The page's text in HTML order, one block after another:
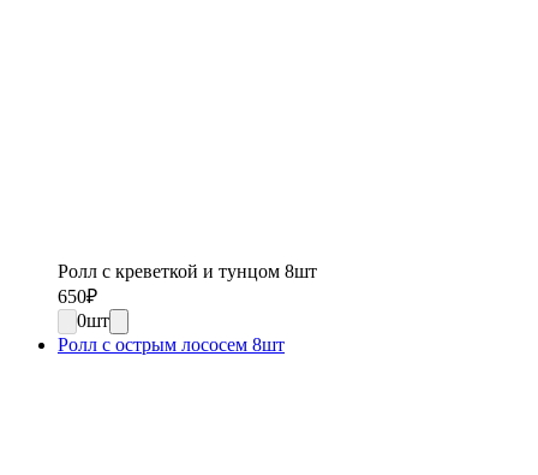
Ролл с креветкой и тунцом 8шт
650₽
0шт
Ролл с острым лососем 8шт